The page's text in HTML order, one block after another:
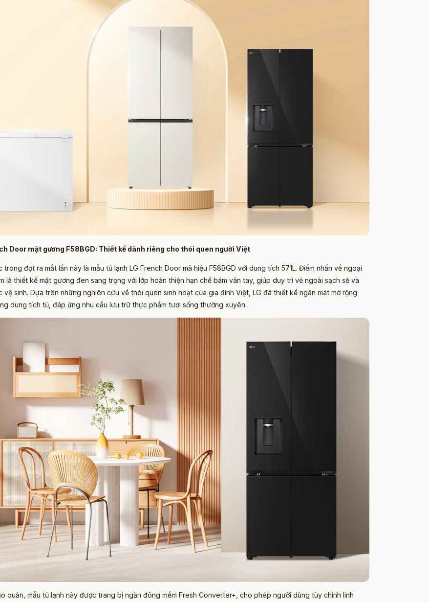
Door mặt gương F58BGD: Thiết kế dành riêng cho thói quen người Việt
trong đợt ra mắt lần này là mẫu tủ lạnh LG French Door mã hiệu F58BGD với dung tích 571L. Điểm nhấn về ngoại
là thiết kế mặt gương đen sang trọng với lớp hoàn thiện hạn chế bám vân tay, giúp duy trì vẻ ngoài sạch sẽ và
vệ sinh. Dựa trên những nghiên cứu về thói quen sinh hoạt của gia đình Việt, LG đã thiết kế ngăn mát mở rộng
dung tích tủ, đáp ứng nhu cầu lưu trữ thực phẩm tươi sống thường xuyên.
quản, mẫu tủ lạnh này được trang bị ngăn đông mềm Fresh Converter+, cho phép người dùng tùy chỉnh linh